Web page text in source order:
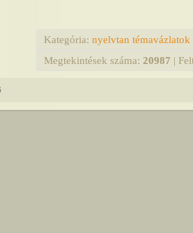
Kategória: nyelvtan témavázlatok
Megtekintések száma: 20987 |